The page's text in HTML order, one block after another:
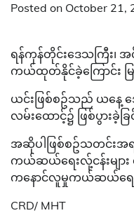
Posted on October 21,
ရန်ကုန်တိုင်းဒေသကြီး၊
ကယ်ထုတ်နိုင်ခဲ့ကြောင်း
ယင်းဖြစ်စဥ်သည် ယနေ့ အ
လမ်းထောင့်၌ ဖြစ်ပွား
အဆိုပါဖြစ်စဥ်သတင်းအ
ကယ်ဆယ်ရေးလု့်ငန်းများ
ကနောင်လူမှုကယ်ဆယ်ရေး
CRD/ MHT